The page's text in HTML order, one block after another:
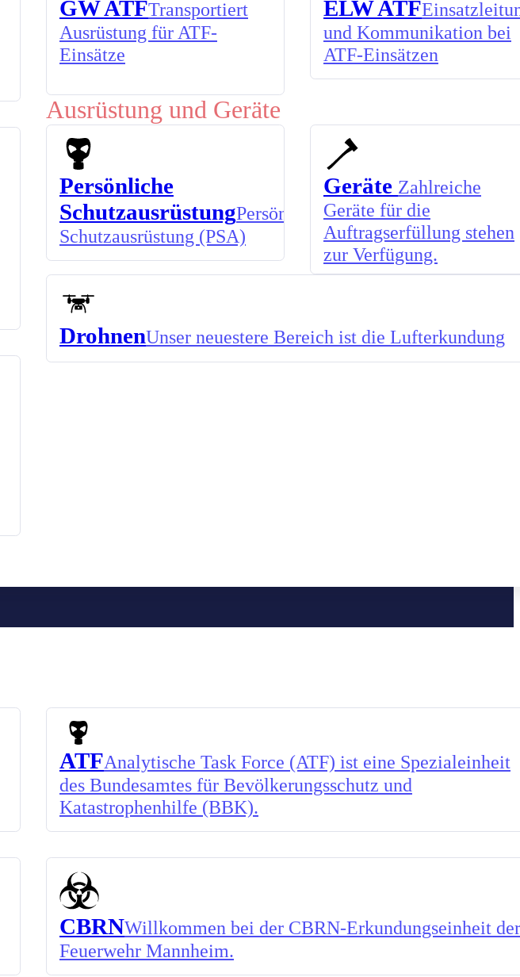
GW ATFTransportiert
Ausrüstung für ATF-
Einsätze
ELW ATF
und Kommunikation bei
ATF-Einsätzen
Ausrüstung und Geräte
Persönliche
SchutzausrüstungPersönliche
Schutzausrüstung (PSA)
Geräte Zahlreiche
Geräte für die
Auftragserfüllung stehen
zur Verfügung.
DrohnenUnser neuestere Bereich ist die Lufterkundung
ATFAnalytische Task Force (ATF) ist eine Spezialeinheit
des Bundesamtes für Bevölkerungsschutz und
Katastrophenhilfe (BBK).
CBRNWillkommen bei der CBRN-Erkundungseinheit der
Feuerwehr Mannheim.